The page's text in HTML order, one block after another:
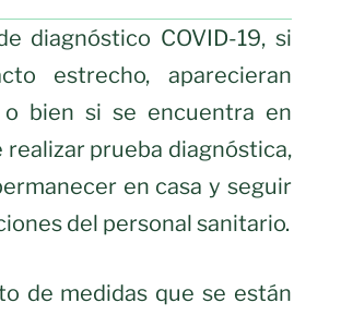
diagnóstico COVID-19, si
estrecho, aparecieran
o bien si se encuentra en
realizar prueba diagnóstica,
en casa y seguir
del personal sanitario.
de medidas que se están